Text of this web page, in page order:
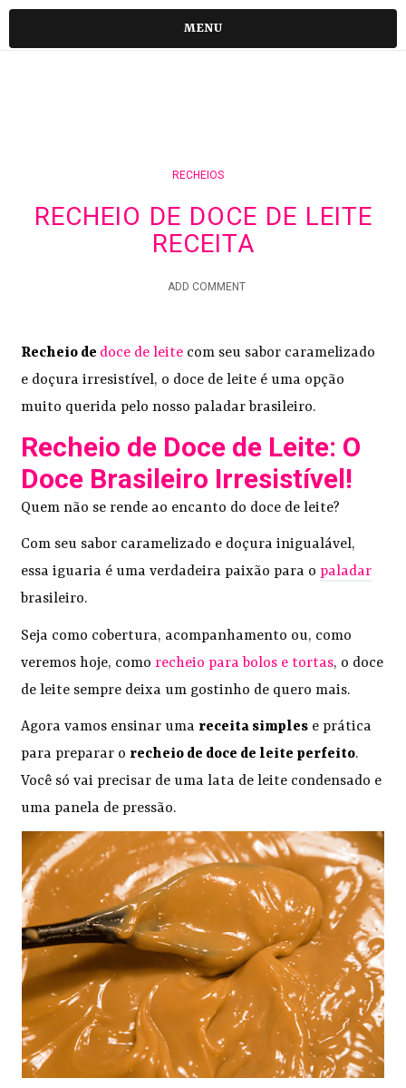
MENU
RECHEIOS
RECHEIO DE DOCE DE LEITE
RECEITA
ADD COMMENT
Recheio de doce de leite com seu sabor caramelizado
e doçura irresistível, o doce de leite é uma opção
muito querida pelo nosso paladar brasileiro.
Recheio de Doce de Leite: O
Doce Brasileiro Irresistível!
Quem não se rende ao encanto do doce de leite?
Com seu sabor caramelizado e doçura inigualável,
essa iguaria é uma verdadeira paixão para opaladar
brasileiro.
Seja como cobertura, acompanhamento ou, como
veremos hoje, comorecheio para bolos e tortas, o doce
de leite sempre deixa um gostinho de quero mais.
Agora vamos ensinar uma receita simples e prática
para preparar o recheio de doce de leite perfeito.
Você só vai precisar de uma lata de leite condensado e
uma panela de pressão.